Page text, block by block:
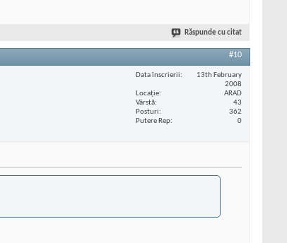
Răspunde cu citat
#10
Data înscrierii
13th February
2008
Locaţie
ARAD
Vârstă
43
Posturi
362
Putere Rep
0